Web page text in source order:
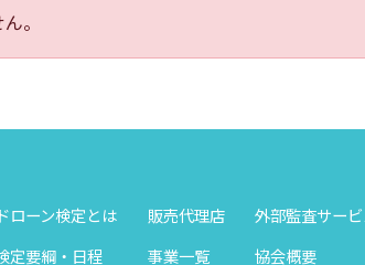
。
ドローン検定とは
定要綱・日程
販売代理店
事業一覧
外部監査サー
協会概要